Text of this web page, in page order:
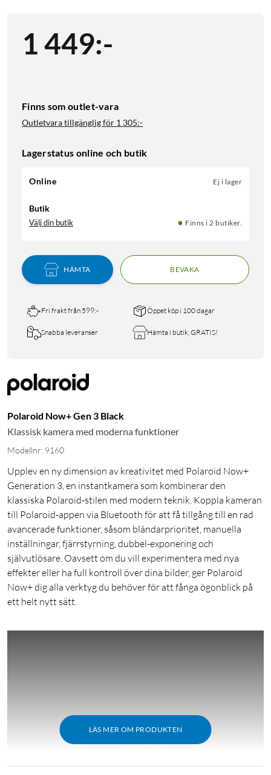
1 449:-
Finns som outlet-vara
Outletvara tillgänglig för 1 305:-
Lagerstatus online och butik
Online Ej i lager
Butik
Välj din butik Finns i 2 butiker.
HÄMTA BEVAKA
Fri frakt från 599:- Öppet köp i 100 dagar
Snabba leveranser Hämta i butik, GRATIS!
Polaroid Now+ Gen 3 Black
Klassisk kamera med moderna funktioner
Modellnr: 9160
Upplev en ny dimension av kreativitet med Polaroid Now+
Generation 3, en instantkamera som kombinerar den
klassiska Polaroid-stilen med modern teknik. Koppla kameran
till Polaroid-appen via Bluetooth för att få tillgång till en rad
avancerade funktioner, såsom bländarprioritet, manuella
inställningar, fjärrstyrning, dubbel-exponering och
självutlösare. Oavsett om du vill experimentera med nya
effekter eller ha full kontroll över dina bilder, ger Polaroid
Now+ dig alla verktyg du behöver för att fånga ögonblick på
ett helt nytt sätt.
LÄS MER OM PRODUKTEN